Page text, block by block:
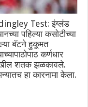
Test: इंग्लंड
पहिल्या कसोटीच्या
बॅटने हुकूमत
कर्णधार
शतक झळकावले.
हा कारनामा केला.